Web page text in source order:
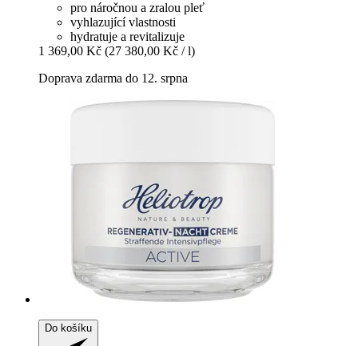
pro náročnou a zralou pleť
vyhlazující vlastnosti
hydratuje a revitalizuje
1 369,00 Kč (27 380,00 Kč / l)
Doprava zdarma do 12. srpna
Do košíku